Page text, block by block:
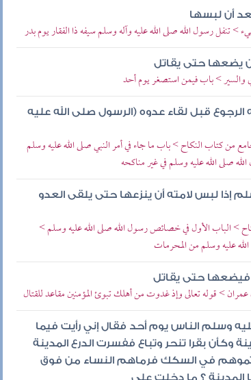
أن لبسها
تنفل رسول الله صلى الله عليه وآله وسلم سيفه ذا الفقار يوم بدر
يضعها حتى يقاتل
والسير > باب فيمن استصغر يوم أحد
قبل لقاء عدوه (الرسول صلى الله عليه
من كتاب النكاح > باب ما جاء في أمر النبي صلى الله عليه وسلم
صلى الله عليه وسلم في غير مناكحه
إذا لبس لامته أن ينزعها حتى يلقى العدو
> الباب الأول في خصائص رسول الله صلى الله عليه وسلم >
عليه وسلم من المحرمات
فيضعها حتى يقاتل
> قوله تعالى وإذ غدوت من أهلك تبوئ المؤمنين مقاعد للقتال
وسلم الناس يوم أحد فقال إني رأيت فيما
وكأن بقرا تنحر وتباع ففسرت الدرع المدينة
في السكك فرماهم النساء من فوق
المدينة ؟ ما دخلت علي